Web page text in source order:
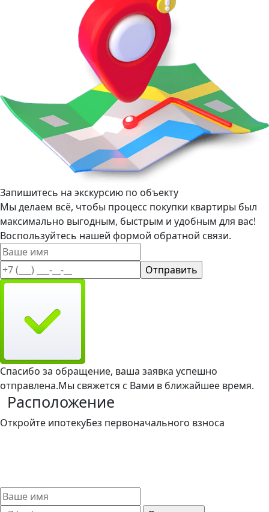
Запишитесь на экскурсию по объекту
Мы делаем всё, чтобы процесс покупки квартиры был
максимально выгодным, быстрым и удобным для вас!
Воспользуйтесь нашей формой обратной связи.
Спасибо за обращение, ваша заявка успешно
отправлена.Мы свяжется с Вами в ближайшее время.
Расположение
Откройте ипотекуБез первоначального взноса